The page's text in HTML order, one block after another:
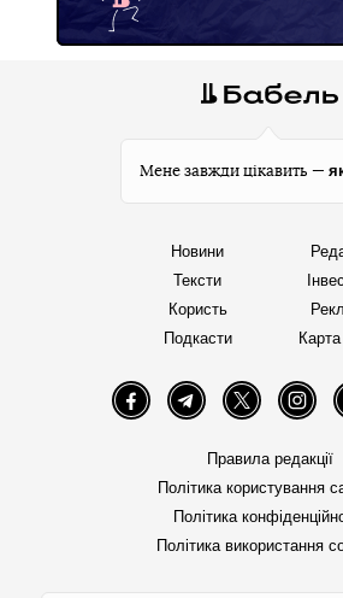
Мене завжди цікавить —
Новини
Тексти
Користь
Подкасти
FacebookTelegramTwitter
Правила редакції
Політика користування
Політика
Політика використання